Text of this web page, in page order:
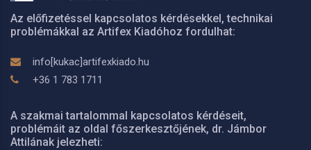
Az előfizetéssel kapcsolatos kérdésekkel, technikai
problémákkal az Artifex Kiadóhoz fordulhat:
info[kukac]artifexkiado.hu
+36 1 783 1711
A szakmai tartalommal kapcsolatos kérdéseit,
problémáit az oldal főszerkesztőjének, dr. Jámbor
Attilának jelezheti: